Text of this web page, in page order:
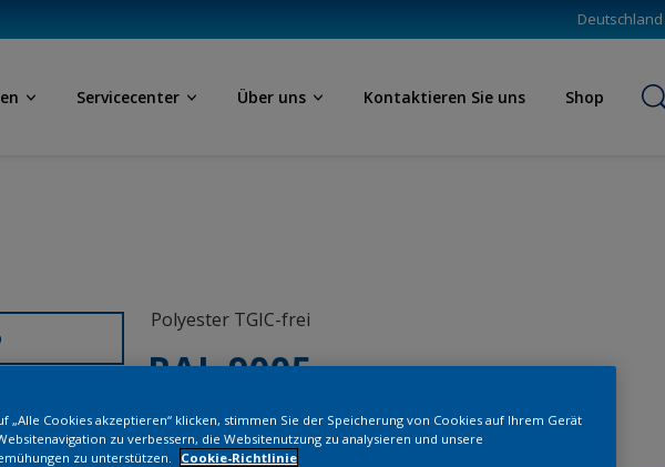
Deutschland
Servicecenter Über uns Kontaktieren Sie uns Shop
Polyester TGIC-frei
RAL 9005
0NJ05G
„Alle Cookies akzeptieren“ klicken, stimmen Sie der Speicherung von Cookies auf Ihrem Gerät
zu verbessern, die Websitenutzung zu analysieren und unsere
zu unterstützen.
Cookie-Richtlinie